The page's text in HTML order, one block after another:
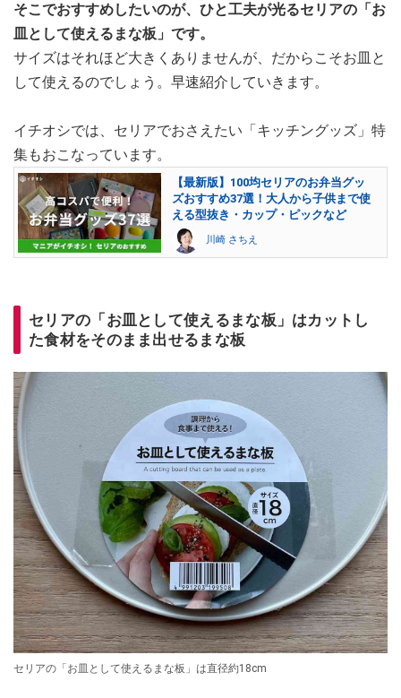
そこでおすすめしたいのが、ひと工夫が光るセリアの「お
皿として使えるまな板」です。
サイズはそれほど大きくありませんが、だからこそお皿と
して使えるのでしょう。早速紹介していきます。
イチオシでは、セリアでおさえたい「キッチングッズ」特
集もおこなっています。
【最新版】100均セリアのお弁当グッ
ズおすすめ37選！大人から子供まで使
える型抜き・カップ・ピックなど
川崎 さちえ
セリアの「お皿として使えるまな板」はカットし
た食材をそのまま出せるまな板
セリアの「お皿として使えるまな板」は直径約18cm